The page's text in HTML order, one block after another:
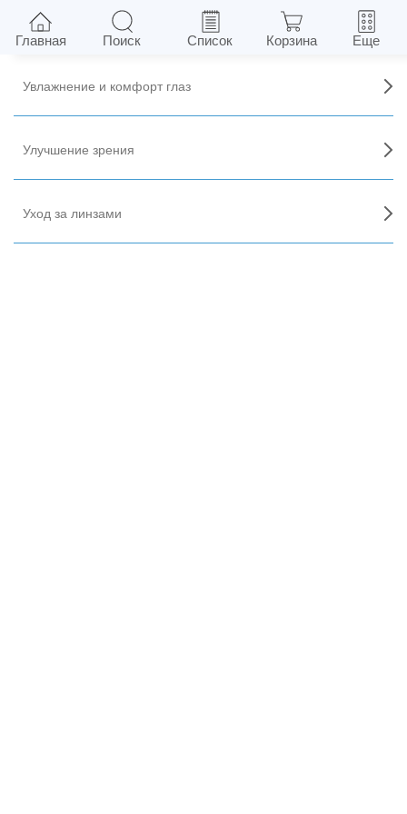
Для зрения
Увлажнение и комфорт глаз
Улучшение зрения
Уход за линзами
Главная Поиск Список Корзина Еще